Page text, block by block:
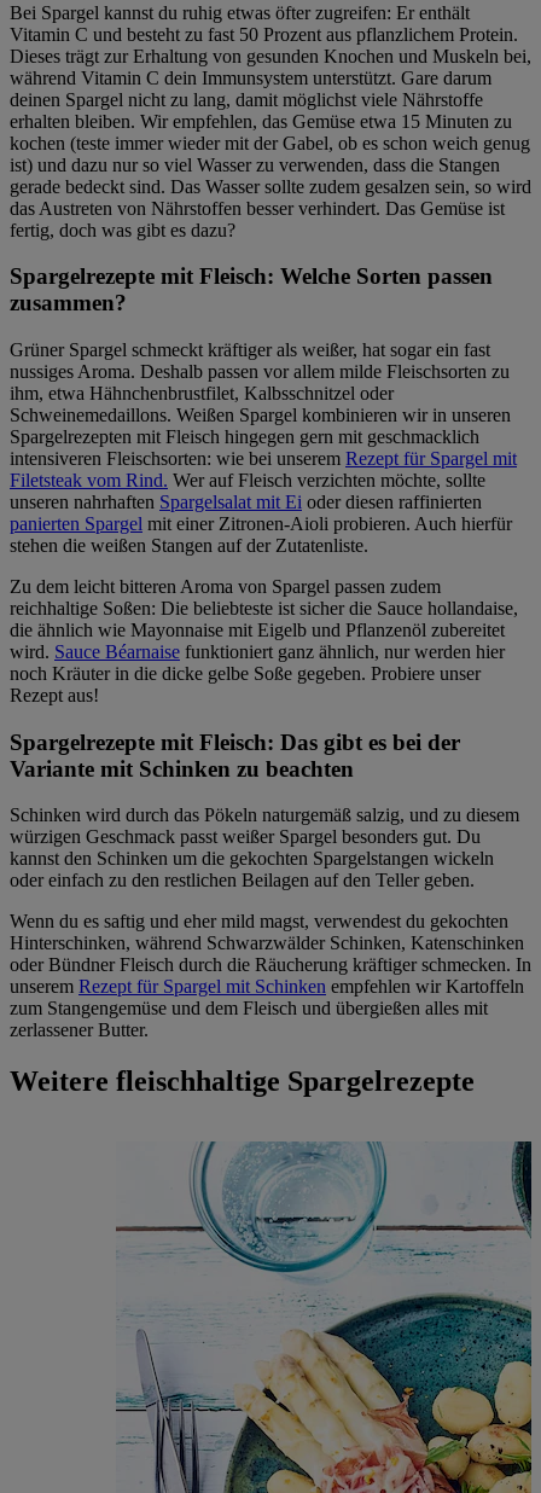
Bei Spargel kannst du ruhig etwas öfter zugreifen: Er enthält
Vitamin C und besteht zu fast 50 Prozent aus pflanzlichem Protein.
Dieses trägt zur Erhaltung von gesunden Knochen und Muskeln bei,
während Vitamin C dein Immunsystem unterstützt. Gare darum
deinen Spargel nicht zu lang, damit möglichst viele Nährstoffe
erhalten bleiben. Wir empfehlen, das Gemüse etwa 15 Minuten zu
kochen (teste immer wieder mit der Gabel, ob es schon weich genug
ist) und dazu nur so viel Wasser zu verwenden, dass die Stangen
gerade bedeckt sind. Das Wasser sollte zudem gesalzen sein, so wird
das Austreten von Nährstoffen besser verhindert. Das Gemüse ist
fertig, doch was gibt es dazu?
Spargelrezepte mit Fleisch: Welche Sorten passen
zusammen?
Grüner Spargel schmeckt kräftiger als weißer, hat sogar ein fast
nussiges Aroma. Deshalb passen vor allem milde Fleischsorten zu
ihm, etwa Hähnchenbrustfilet, Kalbsschnitzel oder
Schweinemedaillons. Weißen Spargel kombinieren wir in unseren
Spargelrezepten mit Fleisch hingegen gern mit geschmacklich
intensiveren Fleischsorten: wie bei unserem Rezept für Spargel mit
Filetsteak vom Rind. Wer auf Fleisch verzichten möchte, sollte
unseren nahrhaften Spargelsalat mit Ei oder diesen raffinierten
panierten Spargel mit einer Zitronen-Aioli probieren. Auch hierfür
stehen die weißen Stangen auf der Zutatenliste.
Zu dem leicht bitteren Aroma von Spargel passen zudem
reichhaltige Soßen: Die beliebteste ist sicher die Sauce hollandaise,
die ähnlich wie Mayonnaise mit Eigelb und Pflanzenöl zubereitet
wird. Sauce Béarnaise funktioniert ganz ähnlich, nur werden hier
noch Kräuter in die dicke gelbe Soße gegeben. Probiere unser
Rezept aus!
Spargelrezepte mit Fleisch: Das gibt es bei der
Variante mit Schinken zu beachten
Schinken wird durch das Pökeln naturgemäß salzig, und zu diesem
würzigen Geschmack passt weißer Spargel besonders gut. Du
kannst den Schinken um die gekochten Spargelstangen wickeln
oder einfach zu den restlichen Beilagen auf den Teller geben.
Wenn du es saftig und eher mild magst, verwendest du gekochten
Hinterschinken, während Schwarzwälder Schinken, Katenschinken
oder Bündner Fleisch durch die Räucherung kräftiger schmecken. In
unserem Rezept für Spargel mit Schinken empfehlen wir Kartoffeln
zum Stangengemüse und dem Fleisch und übergießen alles mit
zerlassener Butter.
Weitere fleischhaltige Spargelrezepte